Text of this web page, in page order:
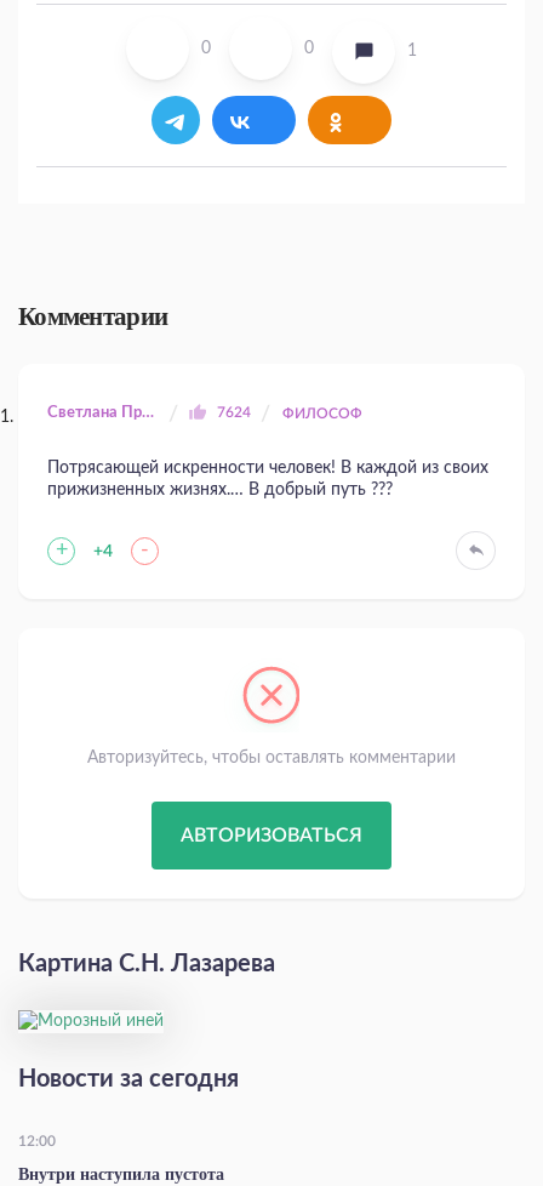
0 0 1
Комментарии
Светлана Прилуцкая 7624 ФИЛОСОФ
Потрясающей искренности человек! В каждой из своих
прижизненных жизнях.… В добрый путь ???
+ +4 -
Авторизуйтесь, чтобы оставлять комментарии
АВТОРИЗОВАТЬСЯ
Картина С.Н. Лазарева
Новости за сегодня
12:00
Внутри наступила пустота